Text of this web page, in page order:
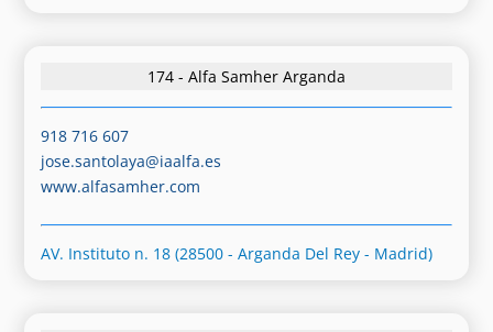
174 - Alfa Samher Arganda
918 716 607
jose.santolaya@iaalfa.es
www.alfasamher.com
AV. Instituto n. 18 (28500 - Arganda Del Rey - Madrid)